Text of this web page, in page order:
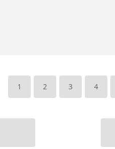
1 2 3 4